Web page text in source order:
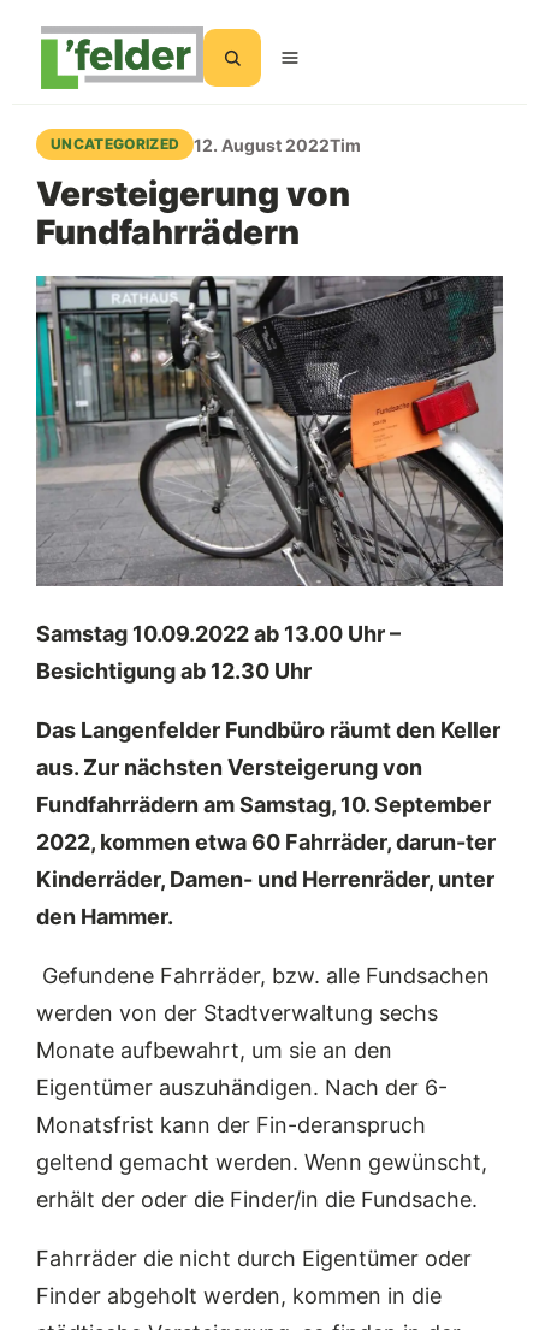
UNCATEGORIZED 12. August 2022Tim
Versteigerung von
Fundfahrrädern
Samstag 10.09.2022 ab 13.00 Uhr –
Besichtigung ab 12.30 Uhr
Das Langenfelder Fundbüro räumt den Keller
aus. Zur nächsten Versteigerung von
Fundfahrrädern am Samstag, 10. September
2022, kommen etwa 60 Fahrräder, darun-ter
Kinderräder, Damen- und Herrenräder, unter
den Hammer.
Gefundene Fahrräder, bzw. alle Fundsachen
werden von der Stadtverwaltung sechs
Monate aufbewahrt, um sie an den
Eigentümer auszuhändigen. Nach der 6-
Monatsfrist kann der Fin-deranspruch
geltend gemacht werden. Wenn gewünscht,
erhält der oder die Finder/in die Fundsache.
Fahrräder die nicht durch Eigentümer oder
Finder abgeholt werden, kommen in die